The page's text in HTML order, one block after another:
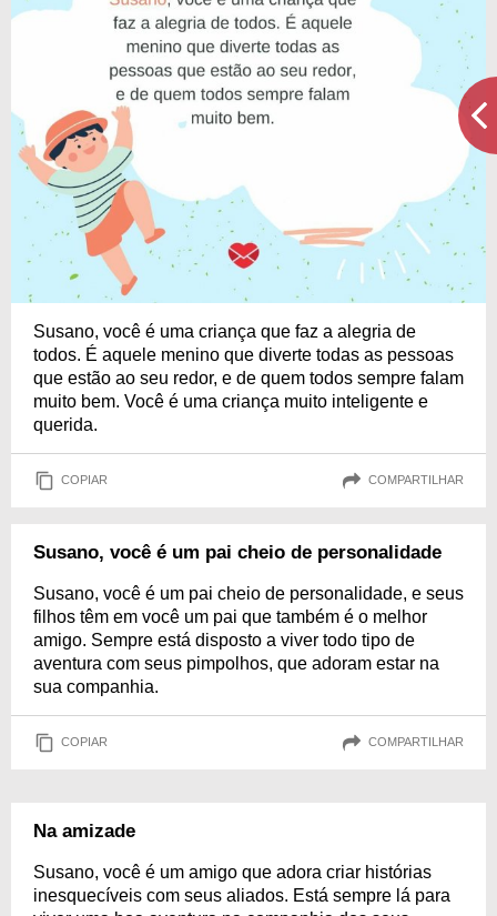
Susano, você é uma criança que faz a alegria de
todos. É aquele menino que diverte todas as pessoas
que estão ao seu redor, e de quem todos sempre falam
muito bem. Você é uma criança muito inteligente e
querida.
COPIAR COMPARTILHAR
Susano, você é um pai cheio de personalidade
Susano, você é um pai cheio de personalidade, e seus
filhos têm em você um pai que também é o melhor
amigo. Sempre está disposto a viver todo tipo de
aventura com seus pimpolhos, que adoram estar na
sua companhia.
COPIAR COMPARTILHAR
Na amizade
Susano, você é um amigo que adora criar histórias
inesquecíveis com seus aliados. Está sempre lá para